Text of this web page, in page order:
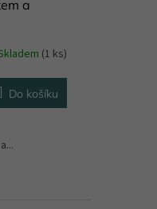
a
(1 ks)
Do košíku